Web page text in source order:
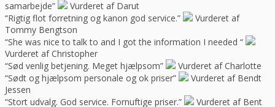
samarbejde”
Vurderet af Darut
“Rigtig flot forretning og kanon god service.”
Vurderet af
Tommy Bengtson
“She was nice to talk to and I got the information I needed “
Vurderet af Christopher
“Sød venlig betjening. Meget hjælpsom”
Vurderet af Charlotte
“Sødt og hjælpsom personale og ok priser”
Vurderet af Bendt
Jessen
“Stort udvalg. God service. Fornuftige priser.”
Vurderet af Bent